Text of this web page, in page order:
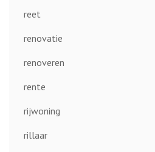
reet
renovatie
renoveren
rente
rijwoning
rillaar